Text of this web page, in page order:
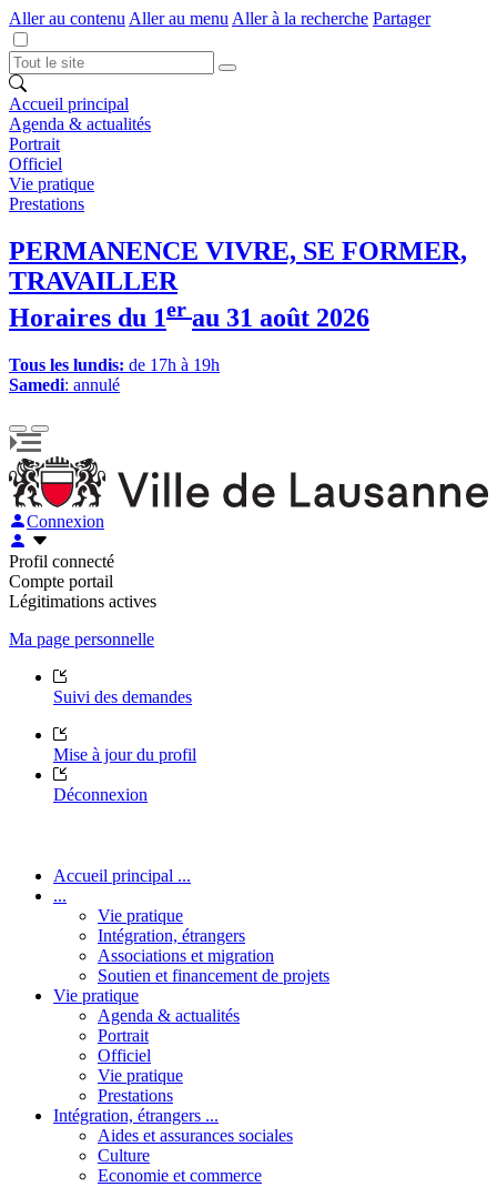
Aller au contenu Aller au menu Aller à la recherche Partager
Accueil principal
Agenda & actualités
Portrait
Officiel
Vie pratique
Prestations
PERMANENCE VIVRE, SE FORMER,
TRAVAILLER
Horaires du 1er au 31 août 2026
Tous les lundis: de 17h à 19h
Samedi: annulé
Connexion
Profil connecté
Compte portail
Légitimations actives
Ma page personnelle
Suivi des demandes
Mise à jour du profil
Déconnexion
Accueil principal ...
...
Vie pratique
Intégration, étrangers
Associations et migration
Soutien et financement de projets
Vie pratique
Agenda & actualités
Portrait
Officiel
Vie pratique
Prestations
Intégration, étrangers ...
Aides et assurances sociales
Culture
Economie et commerce